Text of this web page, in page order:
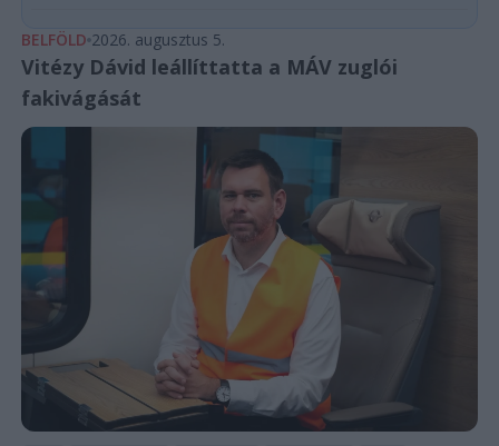
BELFÖLD 2026. augusztus 5.
Vitézy Dávid leállíttatta a MÁV zuglói
fakivágását